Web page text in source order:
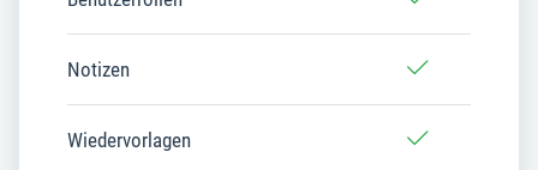
Notizen
Wiedervorlagen